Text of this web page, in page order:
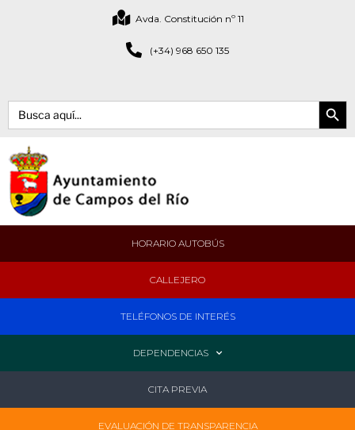
Avda. Constitución nº 11
(+34) 968 650 135
Buscar: Botón de
HORARIO AUTOBÚS
CALLEJERO
TELÉFONOS DE INTERÉS
DEPENDENCIAS
CITA PREVIA
EVALUACIÓN DE TRANSPARENCIA